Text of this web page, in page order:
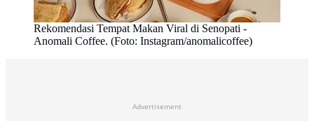
Rekomendasi Tempat Makan Viral di Senopati -
Anomali Coffee. (Foto: Instagram/anomalicoffee)
Advertisement